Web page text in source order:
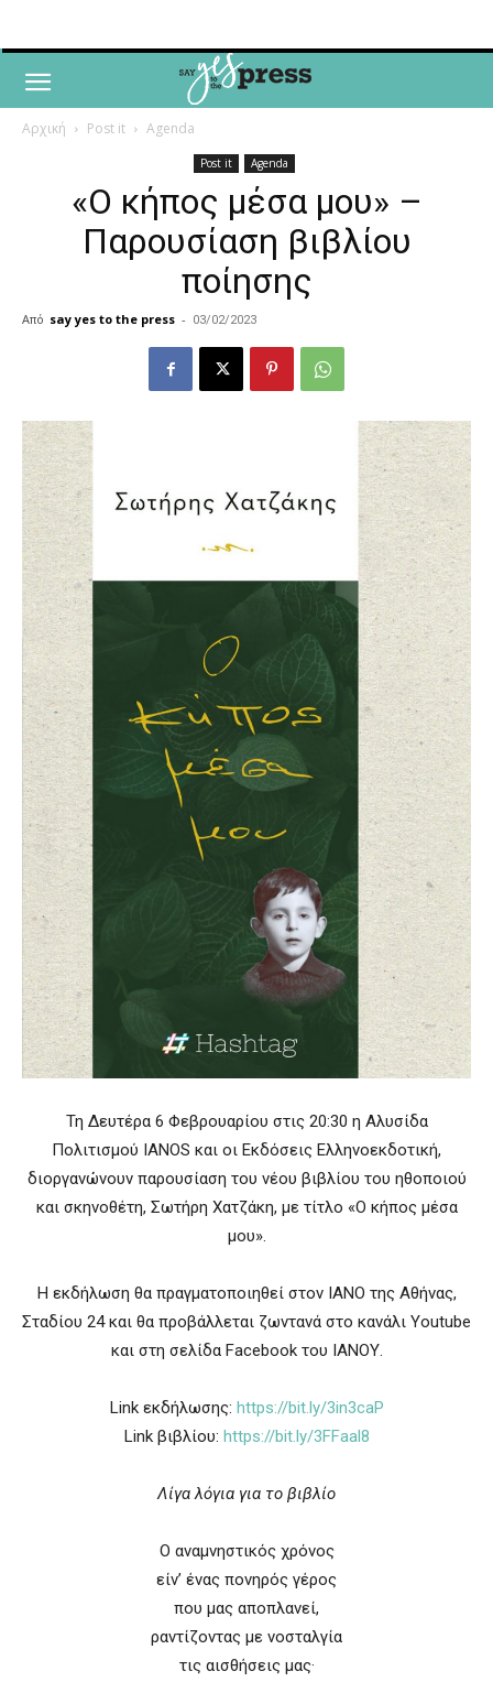
Αρχική Post it Agenda
Post it Agenda
«Ο κήπος μέσα μου» –
Παρουσίαση βιβλίου
ποίησης
Από say yes to the press - 03/02/2023
Τη Δευτέρα 6 Φεβρουαρίου στις 20:30 η Αλυσίδα
Πολιτισμού IANOS και οι Εκδόσεις Ελληνοεκδοτική,
διοργανώνουν παρουσίαση του νέου βιβλίου του ηθοποιού
και σκηνοθέτη, Σωτήρη Χατζάκη, με τίτλο «Ο κήπος μέσα
μου».
Η εκδήλωση θα πραγματοποιηθεί στον ΙΑΝΟ της Αθήνας,
Σταδίου 24 και θα προβάλλεται ζωντανά στο κανάλι Youtube
και στη σελίδα Facebook του ΙΑΝΟΥ.
Link εκδήλωσης: https://bit.ly/3in3caP
Link βιβλίου: https://bit.ly/3FFaal8
Λίγα λόγια για το βιβλίο
Ο αναμνηστικός χρόνος
είν’ ένας πονηρός γέρος
που μας αποπλανεί,
ραντίζοντας με νοσταλγία
τις αισθήσεις μας·